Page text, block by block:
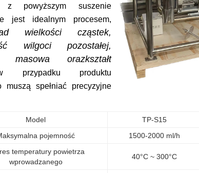
z powyższym suszenie
jest idealnym procesem,
wielkości cząstek,
wilgoci pozostałej,
masowa orazkształt
przypadku produktu
muszą spełniać precyzyjne
Model TP-S15
pojemność
1500-2000 ml/h
temperatury powietrza
wprowadzanego
40°C ~ 300°C